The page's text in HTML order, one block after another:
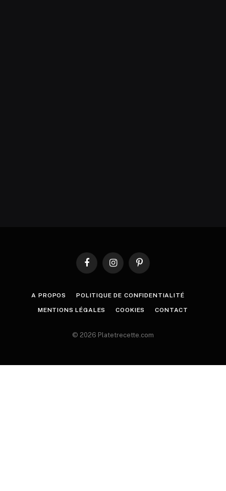
FacebookInstagramPinterest
A PROPOS POLITIQUE DE CONFIDENTIALITÉ
MENTIONS LÉGALES COOKIES CONTACT
© 2026 Platetrecette.com